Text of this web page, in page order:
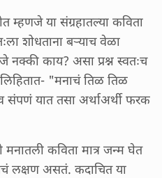
म्हणजे या संग्रहातल्या कविता
शोधताना बऱ्याच वेळा
काय? असा प्रश्न स्वतःच
लिहितात- "मनाचं तिळ तिळ
यात तसा अर्थाअर्थी फरक
कविता मात्र जन्म घेत
लक्षण असतं. कदाचित या